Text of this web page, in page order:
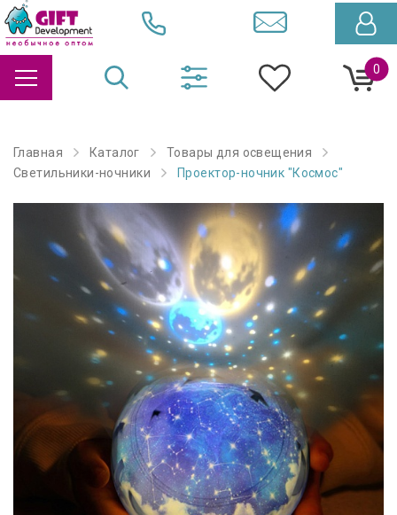
0
Главная Каталог
Товары для освещения
Светильники-ночники
Проектор-ночник "Космос"